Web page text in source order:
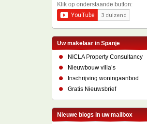
Klik op onderstaande button:
Uw makelaar in Spanje
NICLA Property Consultancy
Nieuwbouw villa’s
Inschrijving woningaanbod
Gratis Nieuwsbrief
Nieuwe blogs in uw mailbox